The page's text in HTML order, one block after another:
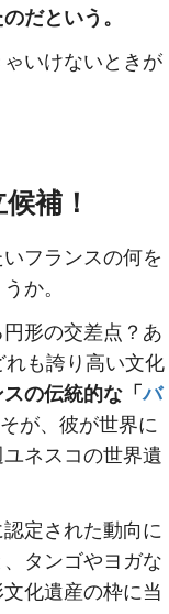
だという。
いけないときが
補！
フランスの何を
か。
形の交差点？あ
も誇り高い文化
スの伝統的な「バ
が、彼が世界に
ネスコの世界遺
定された動向に
タンゴやヨガな
化遺産の枠に当